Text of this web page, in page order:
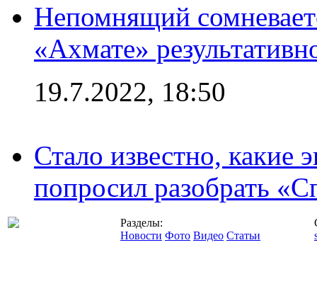
Непомнящий
«Ахмате»
19.7.2022, 18:50
Стало известно, какие
попросил разобрать
Разделы:
Новости Фото Видео Статьи